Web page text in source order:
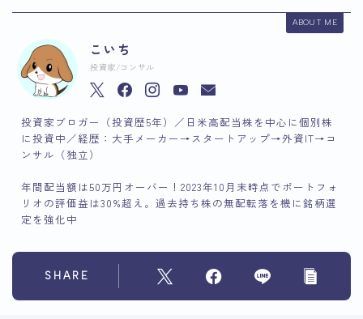
ABOUT ME
こいち
投資家/コンサル
投資家ブロガー（投資歴5年）／日米高配当株を中心に個別株
に投資中／経歴：大手メーカー→スタートアップ→外資IT→コ
ンサル（独立）
年間配当額は50万円オーバー！2023年10月末時点でポートフォ
リオの評価益は30%超え。過去持ち株の無配転落を機に銘柄選
定を強化中
SHARE